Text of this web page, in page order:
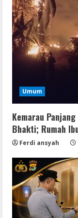
Umum
Kemarau
Bhakti; Rumah
Ferdi ansyah